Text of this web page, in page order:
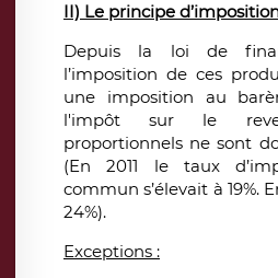
II) Le principe
Depuis la loi de
l’imposition de ces
une imposition au
l'impôt sur le
proportionnels ne sont
(En 2011 le taux
commun s’élevait à 19%.
24%).
Exceptions :